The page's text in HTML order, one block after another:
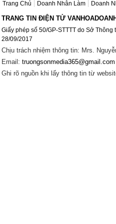
Trang Chủ Doanh Nhân Làm Doanh
TRANG TIN ĐIỆN TỬ
Giấy phép số 50/GP-STTTT do Sở Thông
28/09/2017
Chịu trách nhiệm thông tin: Mrs.
Email: truongsonmedia365@gmail.com
Ghi rõ nguồn khi lấy thông tin từ